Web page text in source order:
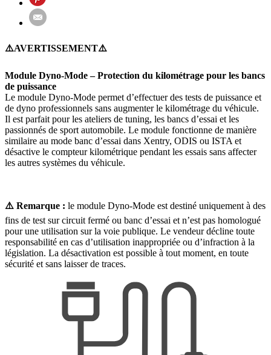
⚠️AVERTISSEMENT⚠️
Module Dyno-Mode – Protection du kilométrage pour les bancs
de puissance
Le module Dyno-Mode permet d’effectuer des tests de puissance et
de dyno professionnels sans augmenter le kilométrage du véhicule.
Il est parfait pour les ateliers de tuning, les bancs d’essai et les
passionnés de sport automobile. Le module fonctionne de manière
similaire au mode banc d’essai dans Xentry, ODIS ou ISTA et
désactive le compteur kilométrique pendant les essais sans affecter
les autres systèmes du véhicule.
⚠️ Remarque : le module Dyno-Mode est destiné uniquement à des
fins de test sur circuit fermé ou banc d’essai et n’est pas homologué
pour une utilisation sur la voie publique. Le vendeur décline toute
responsabilité en cas d’utilisation inappropriée ou d’infraction à la
législation. La désactivation est possible à tout moment, en toute
sécurité et sans laisser de traces.